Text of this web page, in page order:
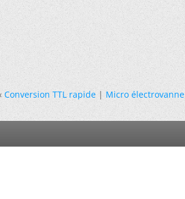
Conversion TTL rapide|Micro électrovanne